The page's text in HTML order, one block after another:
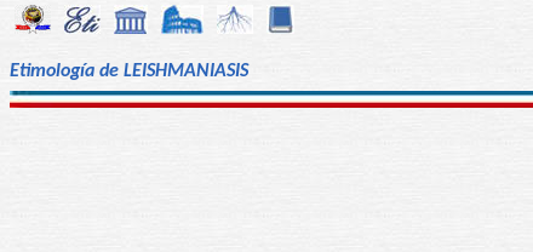
Etimología de LEISHMANIASIS